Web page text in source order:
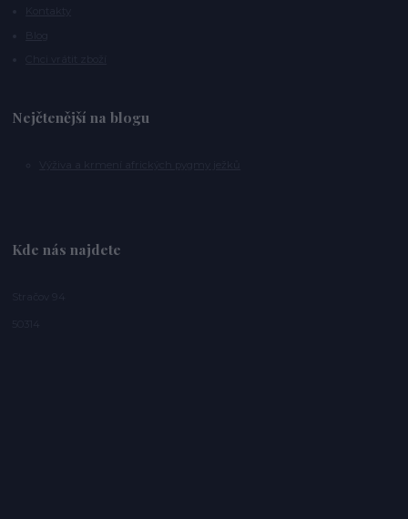
Nejčtenější na blogu
Kde nás najdete